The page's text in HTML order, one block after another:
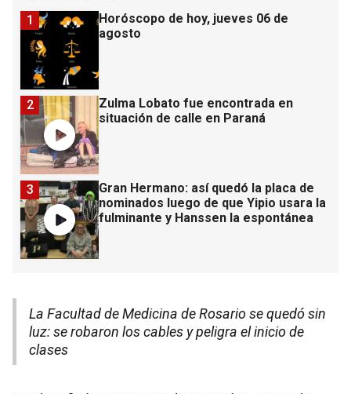
Horóscopo de hoy, jueves 06 de
agosto
1
Zulma Lobato fue encontrada en
situación de calle en Paraná
2
Gran Hermano: así quedó la placa de
nominados luego de que Yipio usara la
fulminante y Hanssen la espontánea
3
La Facultad de Medicina de Rosario se quedó sin
luz: se robaron los cables y peligra el inicio de
clases